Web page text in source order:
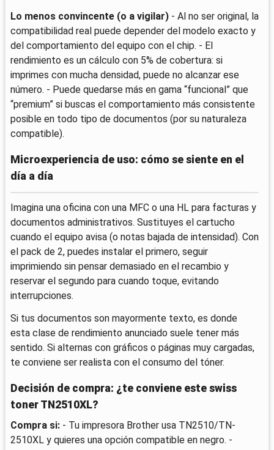
Lo menos convincente (o a vigilar) - Al no ser original, la
compatibilidad real puede depender del modelo exacto y
del comportamiento del equipo con el chip. - El
rendimiento es un cálculo con 5% de cobertura: si
imprimes con mucha densidad, puede no alcanzar ese
número. - Puede quedarse más en gama “funcional” que
“premium” si buscas el comportamiento más consistente
posible en todo tipo de documentos (por su naturaleza
compatible).
Microexperiencia de uso: cómo se siente en el
día a día
Imagina una oficina con una MFC o una HL para facturas y
documentos administrativos. Sustituyes el cartucho
cuando el equipo avisa (o notas bajada de intensidad). Con
el pack de 2, puedes instalar el primero, seguir
imprimiendo sin pensar demasiado en el recambio y
reservar el segundo para cuando toque, evitando
interrupciones.
Si tus documentos son mayormente texto, es donde
esta clase de rendimiento anunciado suele tener más
sentido. Si alternas con gráficos o páginas muy cargadas,
te conviene ser realista con el consumo del tóner.
Decisión de compra: ¿te conviene este swiss
toner TN2510XL?
Compra si: - Tu impresora Brother usa TN2510/TN-
2510XL y quieres una opción compatible en negro. -